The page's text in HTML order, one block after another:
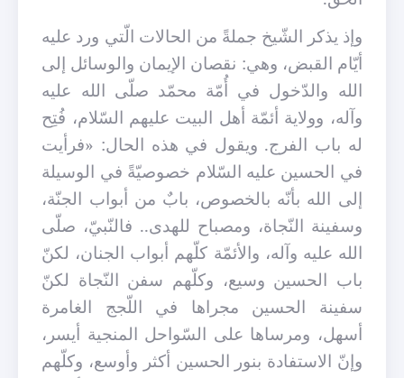
وإذ يذكر الشّيخ جملةً من الحالات الّتي ورد عليه
أيّام القبض، وهي: نقصان الإيمان والوسائل إلى
الله والدّخول في أُمّة محمّد صلّى الله عليه
وآله، وولاية أئمّة أهل البيت عليهم السّلام، فُتِح
له باب الفرج. ويقول في هذه الحال: «فرأيت
في الحسين عليه السّلام خصوصيّةً في الوسيلة
إلى الله بأنّه بالخصوص، بابٌ من أبواب الجنّة،
وسفينة النّجاة، ومصباح للهدى.. فالنّبيّ، صلّى
الله عليه وآله، والأئمّة كلّهم أبواب الجنان، لكنّ
باب الحسين وسيع، وكلّهم سفن النّجاة لكنّ
سفينة الحسين مجراها في اللّجج الغامرة
أسهل، ومرساها على السّواحل المنجية أيسر،
وإنّ الاستفادة بنور الحسين أكثر وأوسع، وكلّهم